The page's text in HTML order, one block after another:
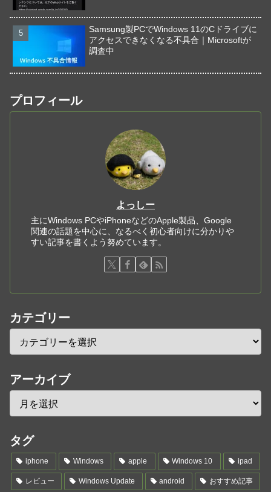
Samsung製PCでWindows 11のCドライブに
アクセスできなくなる不具合｜Microsoftが
調査中
プロフィール
よっしー
主にWindows PCやiPhoneなどのApple製品、Google
関連の話題を中心に、なるべく初心者向けに分かりや
すい記事を書くよう努めています。
カテゴリー
アーカイブ
タグ
iphone Windows apple Windows 10 ipad
レビュー Windows Update android おすすめ記事